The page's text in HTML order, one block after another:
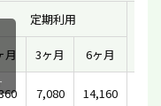
定期利用
月
3ヶ月 6ヶ月
7,080 14,160